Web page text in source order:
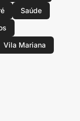
Saúde
Vila Mariana